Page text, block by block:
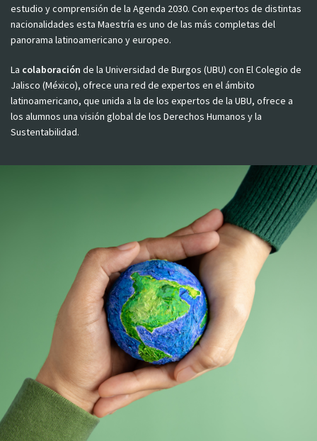
estudio y comprensión de la Agenda 2030. Con expertos de distintas
nacionalidades esta Maestría es uno de las más completas del
panorama latinoamericano y europeo.
La colaboración de la Universidad de Burgos (UBU) con El Colegio de
Jalisco (México), ofrece una red de expertos en el ámbito
latinoamericano, que unida a la de los expertos de la UBU, ofrece a
los alumnos una visión global de los Derechos Humanos y la
Sustentabilidad.